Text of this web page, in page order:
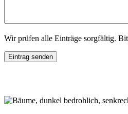
Wir prüfen alle Einträge sorgfältig.